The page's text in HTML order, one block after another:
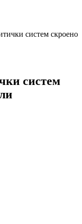
систем скроено
систем